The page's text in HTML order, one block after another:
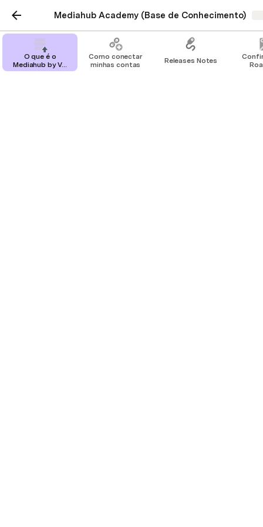
Mediahub Academy (Base de Conhecimento)
O que é o
Mediahub by V4
Company
Como conectar
minhas contas
Releases Notes